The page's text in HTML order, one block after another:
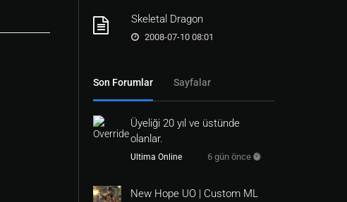
Skeletal Dragon
2008-07-10 08:01
Son Forumlar Sayfalar
Üyeliği 20 yıl ve üstünde
olanlar.
Ultima Online 6 gün önce
New Hope UO | Custom ML